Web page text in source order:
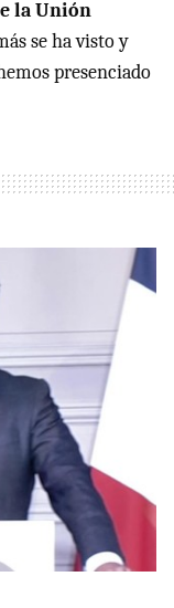
la Unión
se ha visto y
presenciado